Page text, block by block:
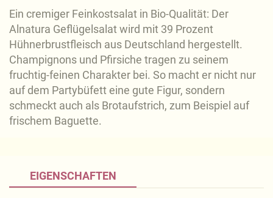
Ein cremiger Feinkostsalat in Bio-Qualität: Der
Alnatura Geflügelsalat wird mit 39 Prozent
Hühnerbrustfleisch aus Deutschland hergestellt.
Champignons und Pfirsiche tragen zu seinem
fruchtig-feinen Charakter bei. So macht er nicht nur
auf dem Partybüfett eine gute Figur, sondern
schmeckt auch als Brotaufstrich, zum Beispiel auf
frischem Baguette.
EIGENSCHAFTEN